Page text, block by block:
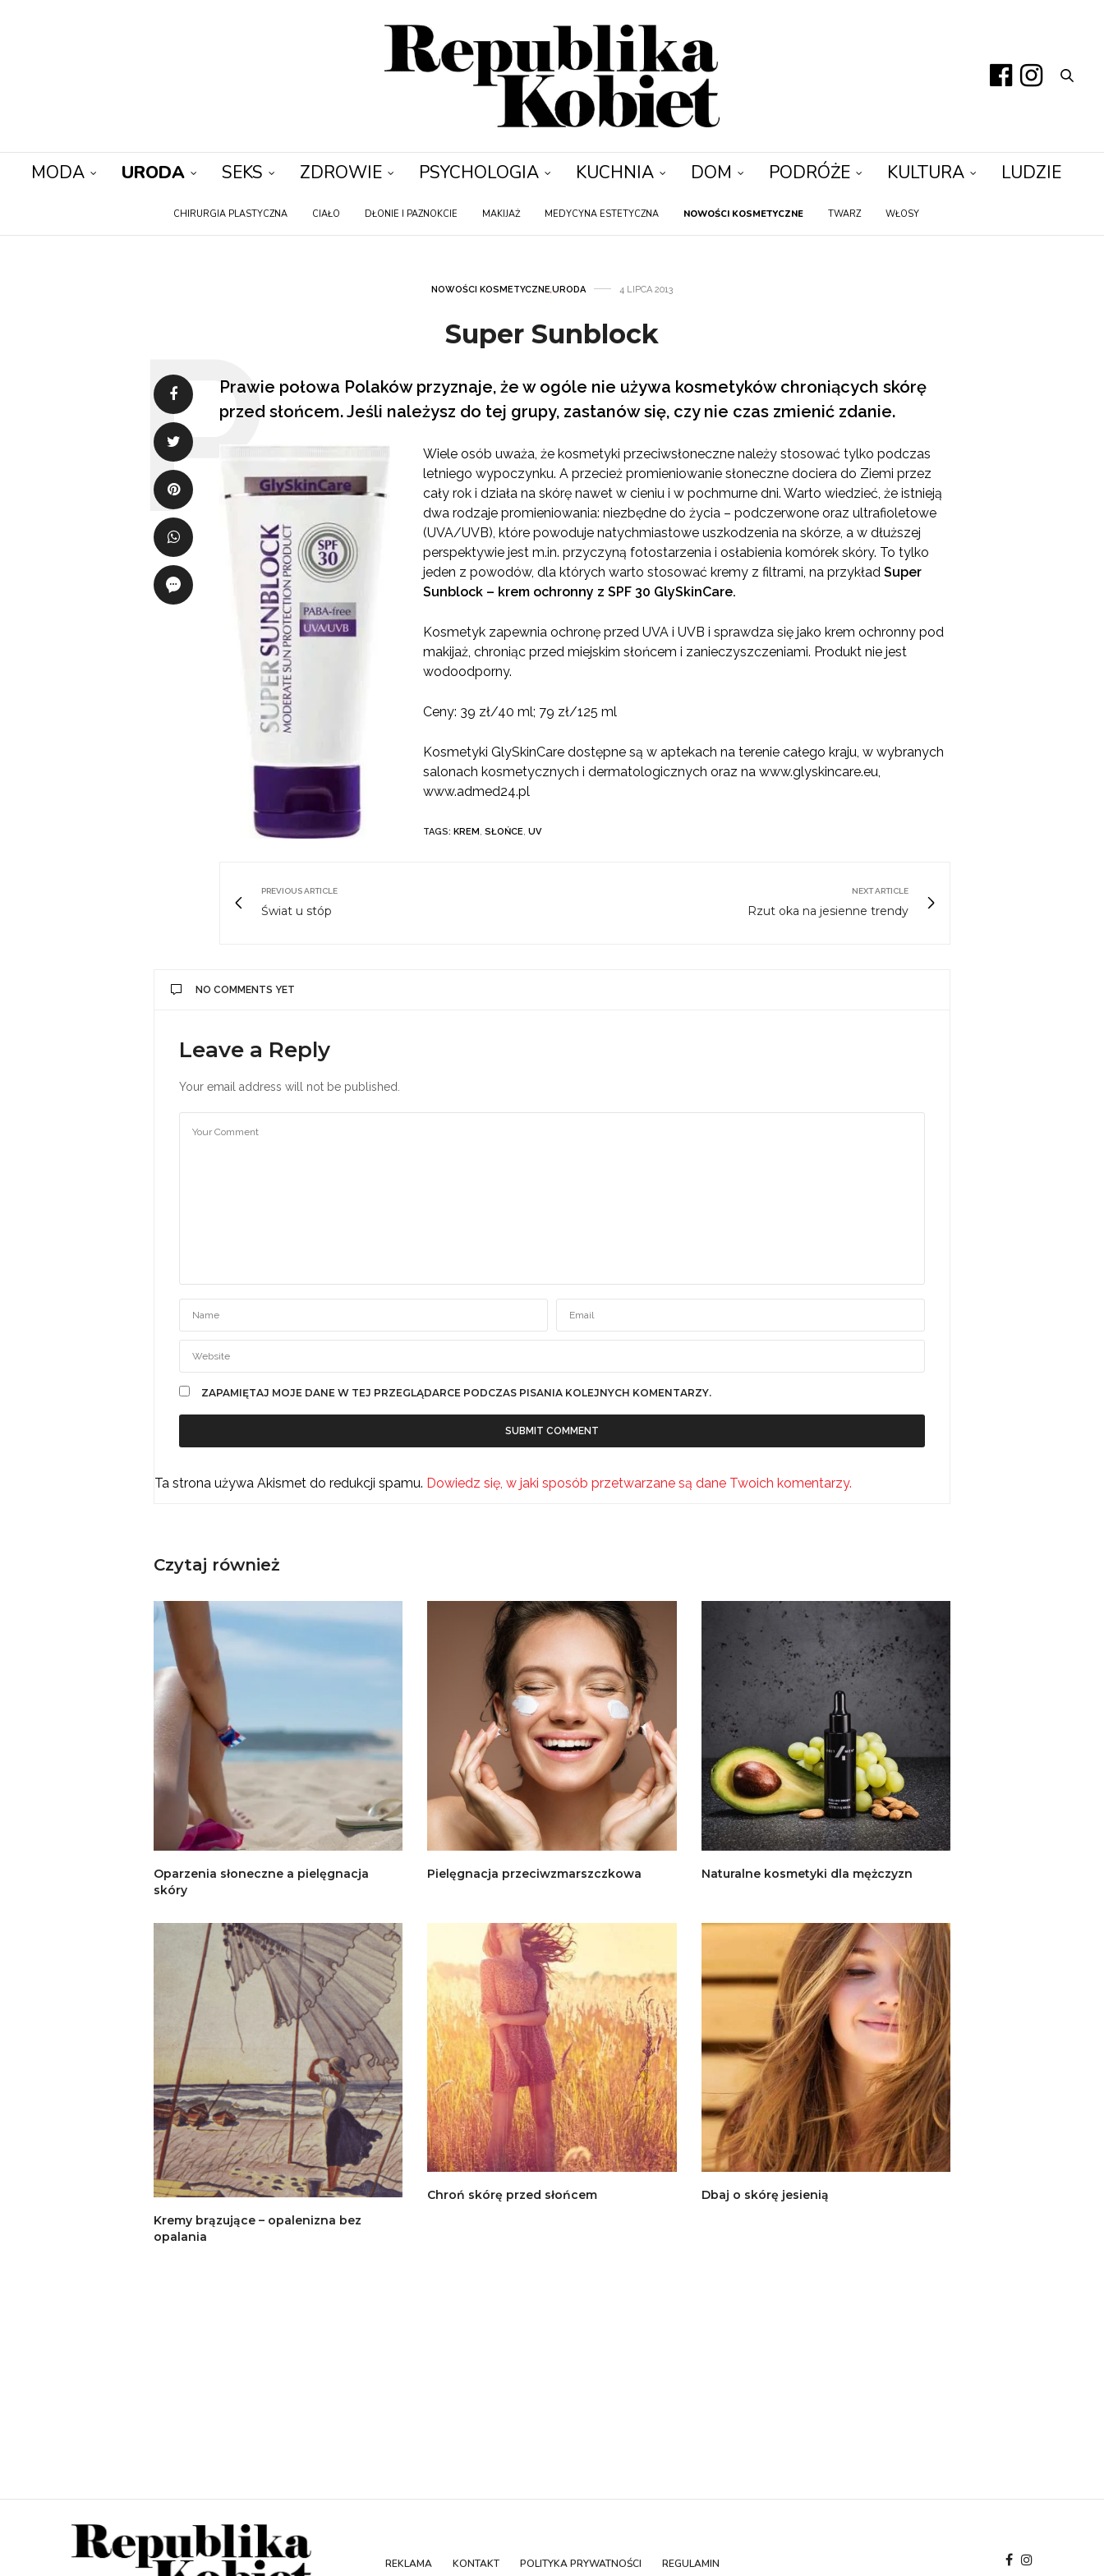
MODA URODA SEKS ZDROWIE PSYCHOLOGIA KUCHNIA DOM PODRÓŻE KULTURA LUDZIE
CHIRURGIA PLASTYCZNA CIAŁO DŁONIE I PAZNOKCIE MAKIJAŻ MEDYCYNA ESTETYCZNA NOWOŚCI KOSMETYCZNE TWARZ WŁOSY
NOWOŚCI KOSMETYCZNE,URODA 4 LIPCA 2013
Super Sunblock
Prawie połowa Polaków przyznaje, że w ogóle nie używa kosmetyków chroniących skórę
przed słońcem. Jeśli należysz do tej grupy, zastanów się, czy nie czas zmienić zdanie.
Wiele osób uważa, że kosmetyki przeciwsłoneczne należy stosować tylko podczas
letniego wypoczynku. A przecież promieniowanie słoneczne dociera do Ziemi przez
cały rok i działa na skórę nawet w cieniu i w pochmurne dni. Warto wiedzieć, że istnieją
dwa rodzaje promieniowania: niezbędne do życia – podczerwone oraz ultrafioletowe
(UVA/UVB), które powoduje natychmiastowe uszkodzenia na skórze, a w dłuższej
perspektywie jest m.in. przyczyną fotostarzenia i osłabienia komórek skóry. To tylko
jeden z powodów, dla których warto stosować kremy z filtrami, na przykład Super
Sunblock – krem ochronny z SPF 30 GlySkinCare.
Kosmetyk zapewnia ochronę przed UVA i UVB i sprawdza się jako krem ochronny pod
makijaż, chroniąc przed miejskim słońcem i zanieczyszczeniami. Produkt nie jest
wodoodporny.
Ceny: 39 zł/40 ml; 79 zł/125 ml
Kosmetyki GlySkinCare dostępne są w aptekach na terenie całego kraju, w wybranych
salonach kosmetycznych i dermatologicznych oraz na www.glyskincare.eu,
www.admed24.pl
TAGS: KREM, SŁOŃCE, UV
PREVIOUS ARTICLE
Świat u stóp
NEXT ARTICLE
Rzut oka na jesienne trendy
NO COMMENTS YET
Leave a Reply
Your email address will not be published.
ZAPAMIĘTAJ MOJE DANE W TEJ PRZEGLĄDARCE PODCZAS PISANIA KOLEJNYCH KOMENTARZY.
Ta strona używa Akismet do redukcji spamu. Dowiedz się, w jaki sposób przetwarzane są dane Twoich komentarzy.
Czytaj również
Oparzenia słoneczne a pielęgnacja
skóry
Pielęgnacja przeciwzmarszczkowa Naturalne kosmetyki dla mężczyzn
Kremy brązujące – opalenizna bez
opalania
Chroń skórę przed słońcem Dbaj o skórę jesienią
REKLAMA KONTAKT POLITYKA PRYWATNOŚCI REGULAMIN